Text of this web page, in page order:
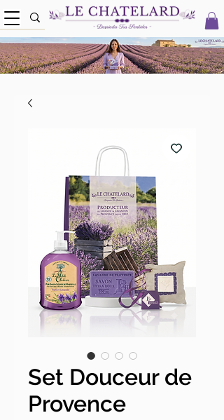
Set Douceur de
Provence